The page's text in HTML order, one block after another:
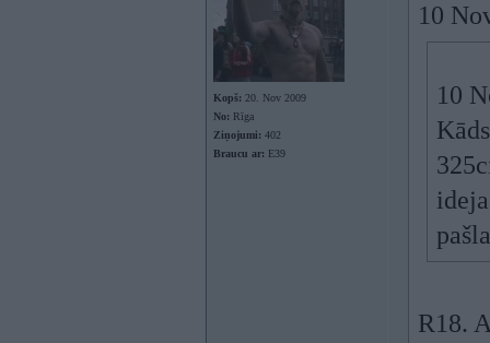
Kopš: 20. Nov 2009
No: Rīga
Ziņojumi: 402
Braucu ar: E39
10
10
R18.